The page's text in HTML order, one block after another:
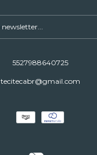
5527988640725
tecitecabr@gmail.com